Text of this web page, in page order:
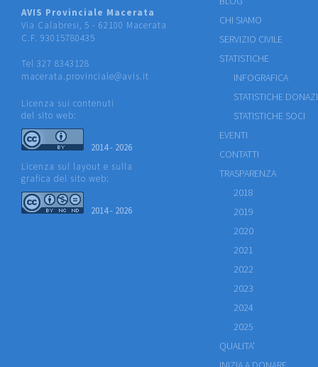
AVIS Provinciale Macerata
Via Calabresi, 5 - 62100 Macerata
C.F. 93015780435
Tel 327 8343128
macerata.provinciale@avis.it
Licenza sui contenuti
del sito web:
2014 - 2026
Licenza sul layout e sulla
grafica del sito web:
2014 - 2026
CHI SIAMO
SERVIZIO CIVILE
STATISTICHE
INFOGRAFICA
STATISTICHE
STATISTICHE SOCI
EVENTI
CONTATTI
TRASPARENZA
2018
2019
2020
2021
2022
2023
2024
2025
QUALITA'